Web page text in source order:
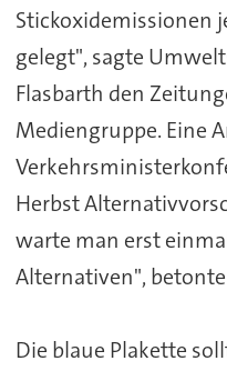
Stickoxidemissionen
gelegt", sagte
Flasbarth den
Mediengruppe. Eine
Herbst
warte man erst
Alternativen",
Die blaue Plakette